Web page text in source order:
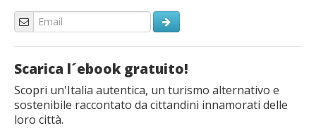
Scarica l´ebook gratuito!
Scopri un'Italia autentica, un turismo alternativo e
sostenibile raccontato da cittandini innamorati delle
loro città.